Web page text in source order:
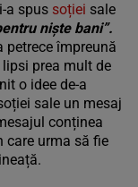
a spus soției sale
niște bani”.
petrece împreună
prea mult de
o idee de-a
sale un mesaj
conținea
care urma să fie